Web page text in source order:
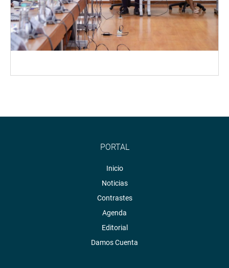
PORTAL
Inicio
Noticias
Contrastes
Agenda
Editorial
Damos Cuenta